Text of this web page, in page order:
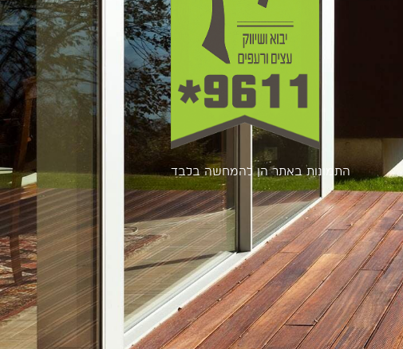
התמונות באתר הן להמחשה בלבד